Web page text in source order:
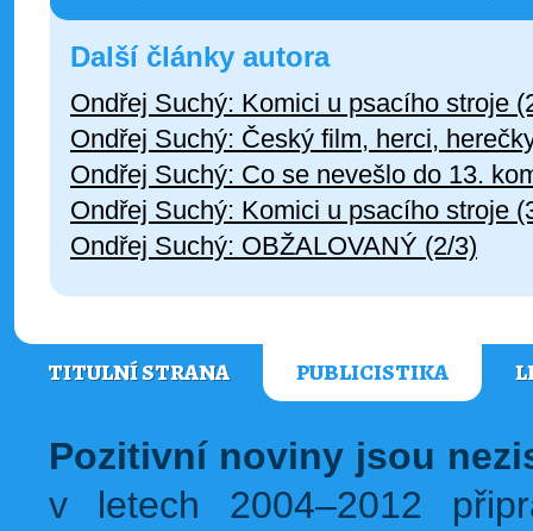
Další články autora
Ondřej Suchý: Komici u psacího stroje
Ondřej Suchý: Český film, herci,
Ondřej Suchý: Co se nevešlo do 13.
Ondřej Suchý: Komici u psacího stroje
Ondřej Suchý: OBŽALOVANÝ (2/3)
TITULNÍ STRANA PUBLICISTIKA
Pozitivní noviny jsou
v letech 2004–2012